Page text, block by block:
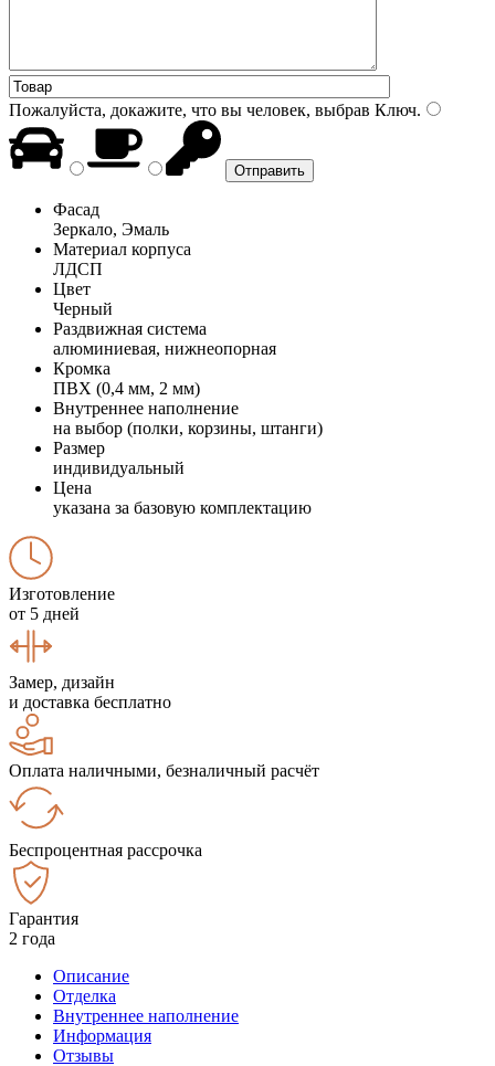
Пожалуйста, докажите, что вы человек, выбрав Ключ.
Фасад
Зеркало, Эмаль
Материал корпуса
ЛДСП
Цвет
Черный
Раздвижная система
алюминиевая, нижнеопорная
Кромка
ПВХ (0,4 мм, 2 мм)
Внутреннее наполнение
на выбор (полки, корзины, штанги)
Размер
индивидуальный
Цена
указана за базовую комплектацию
Изготовление
от 5 дней
Замер, дизайн
и доставка бесплатно
Оплата наличными, безналичный расчёт
Беспроцентная рассрочка
Гарантия
2 года
Описание
Отделка
Внутреннее наполнение
Информация
Отзывы